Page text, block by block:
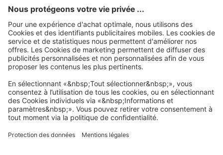
Page d'accueil Articles publicitaires Bureau
Stylos, crayons et marqueurs
Stylos publicitaires
Stylo plastique Tampina
À propos de nous
15 %